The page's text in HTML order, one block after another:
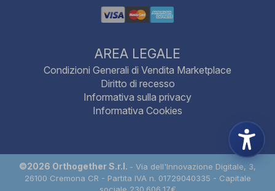
AREA LEGALE
Condizioni Generali di Vendita Marketplace
Diritto di recesso
Informativa sulla privacy
Informativa Cookies
©2026 Orthogether S.r.l. - Via dell'Innovazione Digitale, 3,
26100 Cremona CR - Partita IVA n. 01729040335 - Capitale